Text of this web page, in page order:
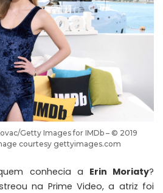
Getty Images for IMDb – © 2019
courtesy gettyimages.com
conhecia a Erin Moriaty?
na Prime Video, a atriz foi